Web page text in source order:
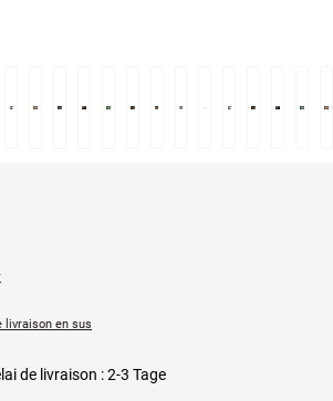
livraison en sus
de livraison : 2-3 Tage